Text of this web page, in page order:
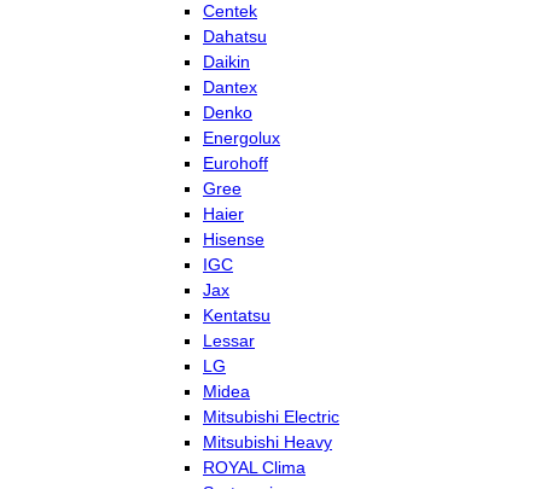
Centek
Dahatsu
Daikin
Dantex
Denko
Energolux
Eurohoff
Gree
Haier
Hisense
IGC
Jax
Kentatsu
Lessar
LG
Midea
Mitsubishi Electric
Mitsubishi Heavy
ROYAL Clima